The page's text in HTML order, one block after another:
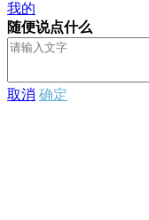
我的
随便说点什么
取消 确定